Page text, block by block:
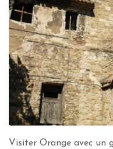
Visiter Orange avec un